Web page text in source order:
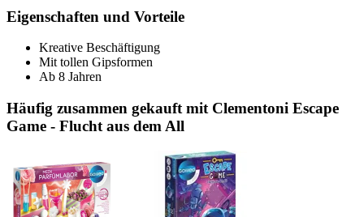
Eigenschaften und Vorteile
Kreative Beschäftigung
Mit tollen Gipsformen
Ab 8 Jahren
Häufig zusammen gekauft mit Clementoni Escape
Game - Flucht aus dem All